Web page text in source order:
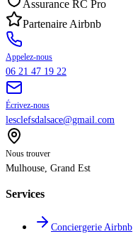
Assurance RC Pro
Partenaire Airbnb
Appelez-nous
06 21 47 19 22
Écrivez-nous
lesclefsdalsace@gmail.com
Nous trouver
Mulhouse Grand Est
Services
Conciergerie Airbnb